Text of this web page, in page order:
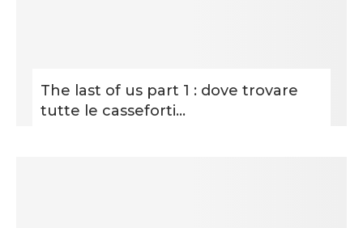
The last of us part 1 : dove trovare
tutte le casseforti...